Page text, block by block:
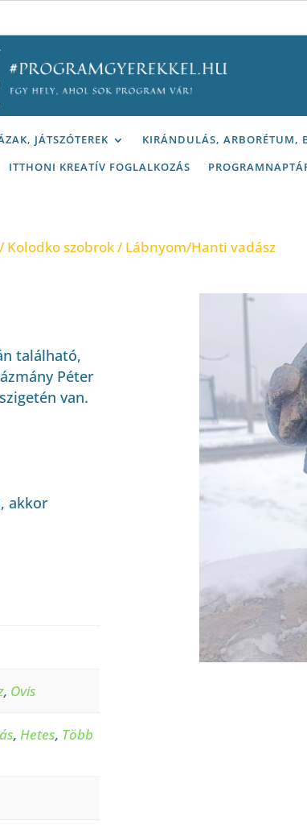
JÁTSZÓTEREK KIRÁNDULÁS, ARBORÉTUM,
ITTHONI KREATÍV FOGLALKOZÁS
/Kolodko szobrok/ Lábnyom/Hanti vadász
található,
Péter
van.
akkor
, Ovis
,Hetes, Több